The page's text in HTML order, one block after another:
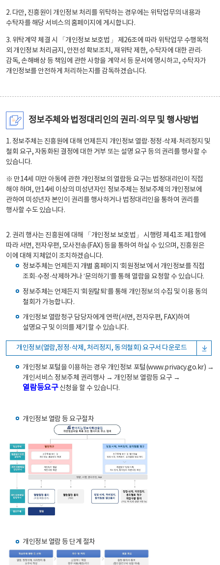
2. 다만, 진흥원이 개인정보 처리를 위탁하는 경우에는 위탁업무의 내용과
수탁자를 해당 서비스의 홈페이지에 게시합니다.
3. 위탁계약 체결 시 「개인정보 보호법」 제26조에 따라 위탁업무 수행목적
외 개인정보 처리금지, 안전성 확보조치, 재위탁 제한, 수탁자에 대한 관리·
감독, 손해배상 등 책임에 관한 사항을 계약서 등 문서에 명시하고, 수탁자가
개인정보를 안전하게 처리하는지를 감독하겠습니다.
정보주체와 법정대리인의 권리·의무 및 행사방법
1. 정보주체는 진흥원에 대해 언제든지 개인정보 열람·정정·삭제·처리정지 및
철회 요구, 자동화된 결정에 대한 거부 또는 설명 요구 등의 권리를 행사할 수
있습니다.
※ 만14세 미만 아동에 관한 개인정보의 열람등 요구는 법정대리인이 직접
해야 하며, 만14세 이상의 미성년자인 정보주체는 정보주체의 개인정보에
관하여 미성년자 본인이 권리를 행사하거나 법정대리인을 통하여 권리를
행사할 수도 있습니다.
2. 권리 행사는 진흥원에 대해 「개인정보 보호법」 시행령 제41조 제1항에
따라 서면, 전자우편, 모사전송(FAX) 등을 통하여 하실 수 있으며, 진흥원은
이에 대해 지체없이 조치하겠습니다.
정보주체는 언제든지 개별 홈페이지 ‘회원정보’에서 개인정보를 직접
조회·수정·삭제하거나 ‘문의하기’를 통해 열람을 요청할 수 있습니다.
정보주체는 언제든지 ‘회원탈퇴’를 통해 개인정보의 수집 및 이용 동의
철회가 가능합니다.
개인정보 열람청구 담당자에게 연락(서면, 전자우편, FAX)하여
설명요구 및 이의를 제기할 수 있습니다.
개인정보(열람,정정·삭제, 처리정지, 동의철회) 요구서 다운로드
개인정보 포털을 이용하는 경우 개인정보 포털(www.privacy.go.kr) →
개인서비스 정보주체 권리행사 → 개인정보 열람등 요구 →
열람등요구신청을 할 수 있습니다.
개인정보 열람 등 요구절차
개인정보 열람 등 단계 절차